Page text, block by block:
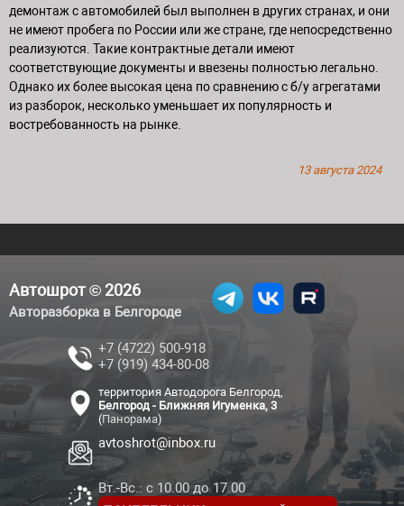
демонтаж с автомобилей был выполнен в других странах, и они
не имеют пробега по России или же стране, где непосредственно
реализуются. Такие контрактные детали имеют
соответствующие документы и ввезены полностью легально.
Однако их более высокая цена по сравнению с б/у агрегатами
из разборок, несколько уменьшает их популярность и
востребованность на рынке.
13 августа 2024
Автошрот © 2026
Авторазборка в Белгороде
+7 (4722) 500-918
+7 (919) 434-80-08
территория Автодорога Белгород,
Белгород - Ближняя Игуменка, 3
(Панорама)
avtoshrot@inbox.ru
Вт.-Вс.: с 10.00 до 17.00